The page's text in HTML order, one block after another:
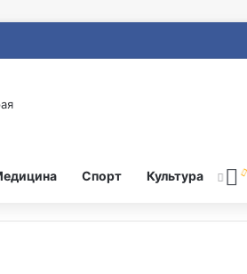
Спорт Культура